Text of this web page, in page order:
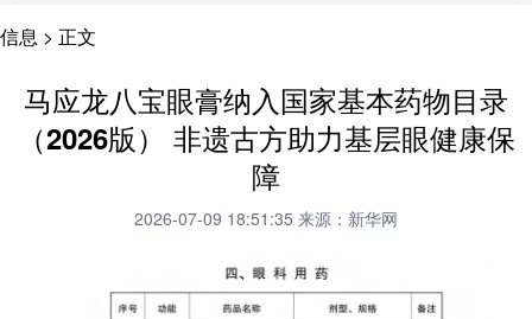
学习进行时
国际 财经 网评 港澳
台湾 思客智库 全球连线 教育
视频 图片 政务
信息 > 正文
马应龙八宝眼膏纳入国家基本药物目录
（2026版） 非遗古方助力基层眼健康保
障
2026-07-09 18:51:35 来源：新华网